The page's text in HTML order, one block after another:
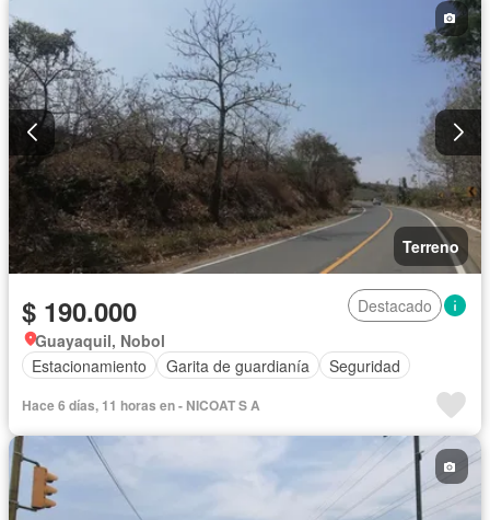
Terreno
$ 190.000
Destacado
Guayaquil, Nobol
Estacionamiento
Garita de guardianía Seguridad
Hace 6 días, 11 horas en - NICOAT S A